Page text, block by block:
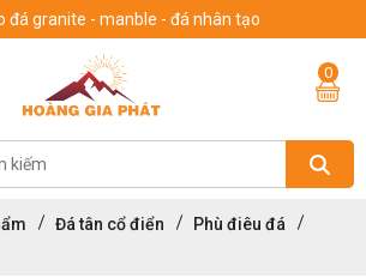
đá granite - manble - đá nhân tạo
0
Đá tân cổ điển
Phù điêu đá